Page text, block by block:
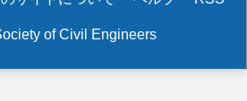
of Civil Engineers